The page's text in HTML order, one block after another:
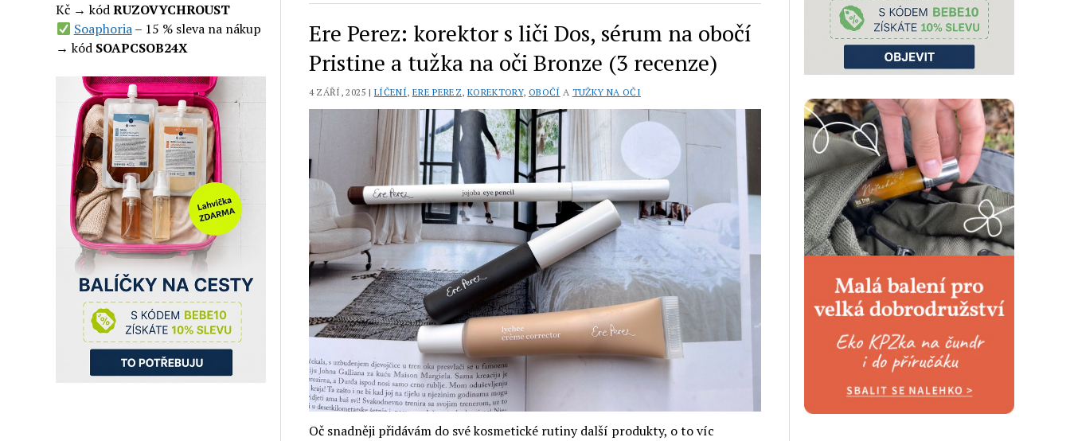
Kč → kódRUZOVYCHROUST
Soaphoria– 15 % sleva na nákup
→ kód SOAPCSOB24X
sérum
na
řasy
a
obočí
Magic
Wand
(recenze)
Ere Perez: korektor s liči Dos, sérum na obočí
Pristine a tužka na oči Bronze (3 recenze)
4 ZÁŘÍ, 2025 | LÍČENÍ, ERE PEREZ, KOREKTORY, OBOČÍ A TUŽKY NA OČI
Oč snadněji přidávám do své kosmetické rutiny další produkty, o to víc